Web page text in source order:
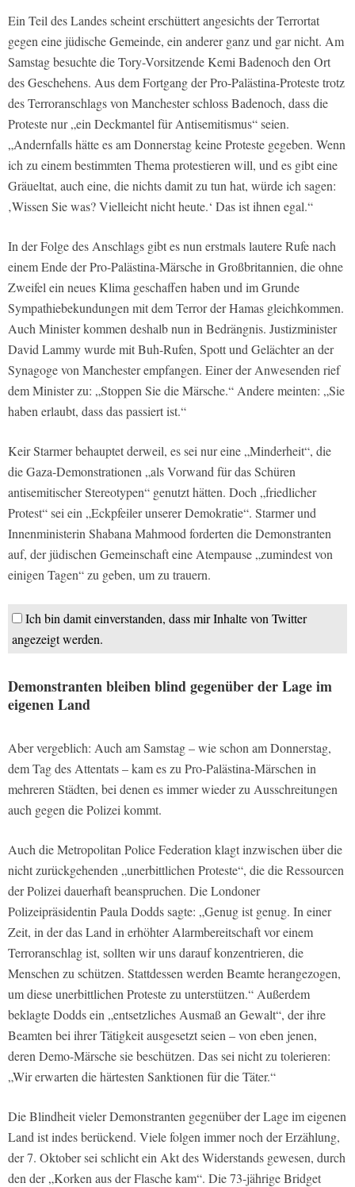
Ein Teil des Landes scheint erschüttert angesichts der Terrortat
gegen eine jüdische Gemeinde, ein anderer ganz und gar nicht. Am
Samstag besuchte die Tory-Vorsitzende Kemi Badenoch den Ort
des Geschehens. Aus dem Fortgang der Pro-Palästina-Proteste trotz
des Terroranschlags von Manchester schloss Badenoch, dass die
Proteste nur „ein Deckmantel für Antisemitismus“ seien.
„Andernfalls hätte es am Donnerstag keine Proteste gegeben. Wenn
ich zu einem bestimmten Thema protestieren will, und es gibt eine
Gräueltat, auch eine, die nichts damit zu tun hat, würde ich sagen:
‚Wissen Sie was? Vielleicht nicht heute.‘ Das ist ihnen egal.“
In der Folge des Anschlags gibt es nun erstmals lautere Rufe nach
einem Ende der Pro-Palästina-Märsche in Großbritannien, die ohne
Zweifel ein neues Klima geschaffen haben und im Grunde
Sympathiebekundungen mit dem Terror der Hamas gleichkommen.
Auch Minister kommen deshalb nun in Bedrängnis. Justizminister
David Lammy wurde mit Buh-Rufen, Spott und Gelächter an der
Synagoge von Manchester empfangen. Einer der Anwesenden rief
dem Minister zu: „Stoppen Sie die Märsche.“ Andere meinten: „Sie
haben erlaubt, dass das passiert ist.“
Keir Starmer behauptet derweil, es sei nur eine „Minderheit“, die
die Gaza-Demonstrationen „als Vorwand für das Schüren
antisemitischer Stereotypen“ genutzt hätten. Doch „friedlicher
Protest“ sei ein „Eckpfeiler unserer Demokratie“. Starmer und
Innenministerin Shabana Mahmood forderten die Demonstranten
auf, der jüdischen Gemeinschaft eine Atempause „zumindest von
einigen Tagen“ zu geben, um zu trauern.
Ich bin damit einverstanden, dass mir Inhalte von Twitter
angezeigt werden.
Demonstranten bleiben blind gegenüber der Lage im
eigenen Land
Aber vergeblich: Auch am Samstag – wie schon am Donnerstag,
dem Tag des Attentats – kam es zu Pro-Palästina-Märschen in
mehreren Städten, bei denen es immer wieder zu Ausschreitungen
auch gegen die Polizei kommt.
Auch die Metropolitan Police Federation klagt inzwischen über die
nicht zurückgehenden „unerbittlichen Proteste“, die die Ressourcen
der Polizei dauerhaft beanspruchen. Die Londoner
Polizeipräsidentin Paula Dodds sagte: „Genug ist genug. In einer
Zeit, in der das Land in erhöhter Alarmbereitschaft vor einem
Terroranschlag ist, sollten wir uns darauf konzentrieren, die
Menschen zu schützen. Stattdessen werden Beamte herangezogen,
um diese unerbittlichen Proteste zu unterstützen.“ Außerdem
beklagte Dodds ein „entsetzliches Ausmaß an Gewalt“, der ihre
Beamten bei ihrer Tätigkeit ausgesetzt seien – von eben jenen,
deren Demo-Märsche sie beschützen. Das sei nicht zu tolerieren:
„Wir erwarten die härtesten Sanktionen für die Täter.“
Die Blindheit vieler Demonstranten gegenüber der Lage im eigenen
Land ist indes berückend. Viele folgen immer noch der Erzählung,
der 7. Oktober sei schlicht ein Akt des Widerstands gewesen, durch
den der „Korken aus der Flasche kam“. Die 73-jährige Bridget